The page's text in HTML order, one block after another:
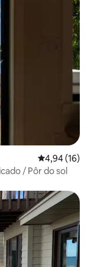
4,94 de uma
4,94 (16)
/ Pôr do sol